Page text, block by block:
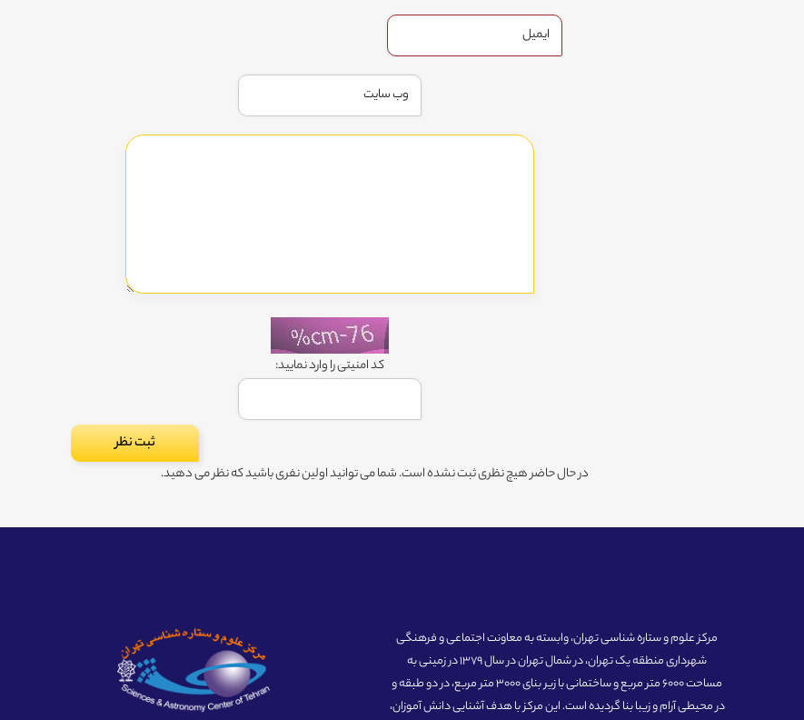
کد امنیتی را وارد نمایید:
در حال حاضر هیچ نظری ثبت نشده است. شما می توانید اولین نفری باشید که نظر می دهید.
مرکز علوم و ستاره شناسی تهران، وابسته به معاونت اجتماعی و فرهنگی
شهرداری منطقه یک تهران، در شمال تهران در سال 1379 در زمینی به
مساحت 6000 متر مربع و ساختمانی با زیر بنای 3000 متر مربع، در دو طبقه و
در محیطی آرام و زیبا بنا گردیده است. این مرکز با هدف آشنایی دانش آموزان،